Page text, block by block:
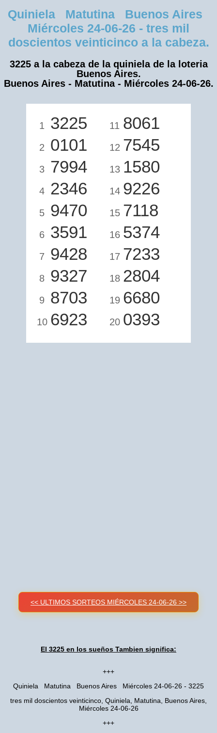
Quiniela Matutina Buenos Aires
Miércoles 24-06-26 - tres mil
doscientos veinticinco a la cabeza.
3225 a la cabeza de la quiniela de la loteria
Buenos Aires.
Buenos Aires - Matutina - Miércoles 24-06-26.
1 3225
2 0101
3 7994
4 2346
5 9470
6 3591
7 9428
8 9327
9 8703
10 6923
11 8061
12 7545
13 1580
14 9226
15 7118
16 5374
17 7233
18 2804
19 6680
20 0393
<< ULTIMOS SORTEOS MIÉRCOLES 24-06-26 >>
El 3225 en los sueños Tambien significa:
+++
Quiniela Matutina Buenos Aires Miércoles 24-06-26 - 3225
tres mil doscientos veinticinco, Quiniela, Matutina, Buenos Aires,
Miércoles 24-06-26
+++